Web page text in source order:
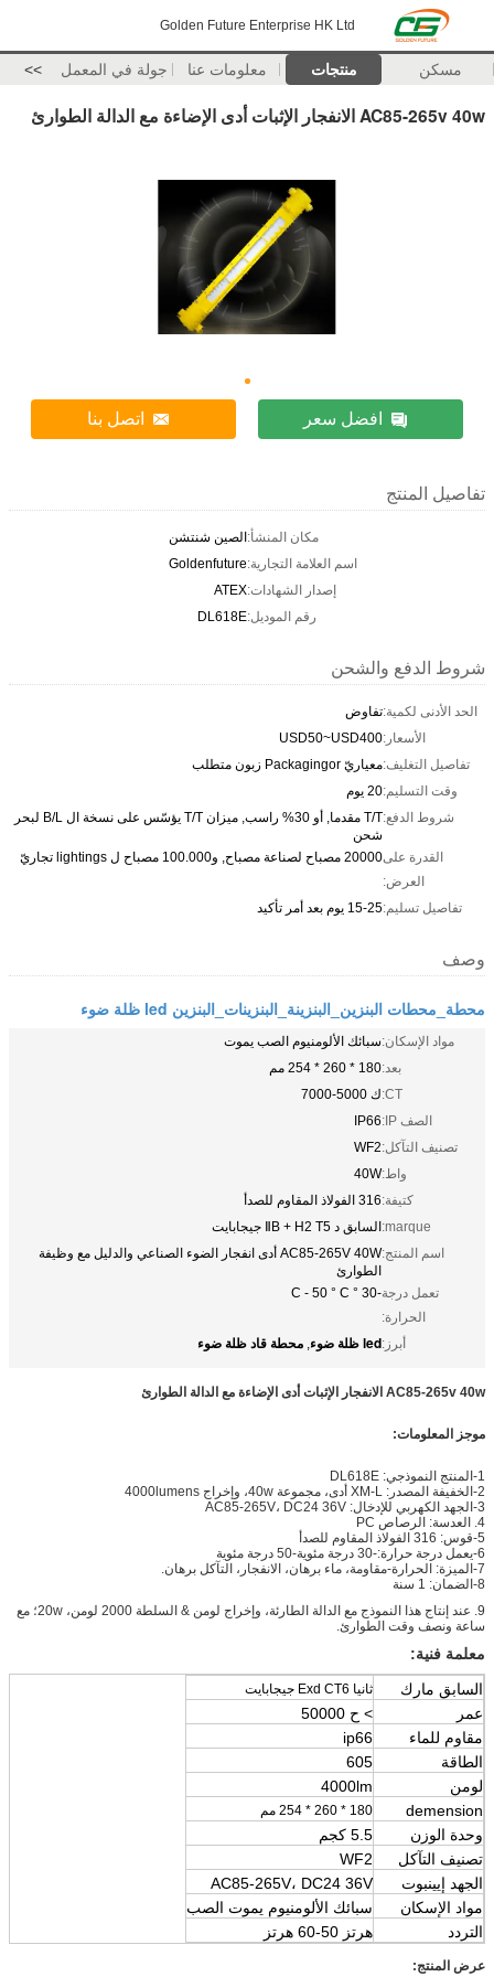
Golden Future Enterprise HK Ltd
مسكن منتجات معلومات عنا جولة في المعمل >>
AC85-265v 40w الانفجار الإثبات أدى الإضاءة مع الدالة الطوارئ
افضل سعر اتصل بنا
تفاصيل المنتج
مكان المنشأ:الصين شنتشن
اسم العلامة التجارية:Goldenfuture
إصدار الشهادات:ATEX
رقم الموديل:DL618E
شروط الدفع والشحن
الحد الأدنى لكمية:تفاوض
الأسعار:USD50~USD400
تفاصيل التغليف:معياريّ Packagingor زبون متطلب
وقت التسليم:20 يوم
شروط الدفع:
T/T مقدما, أو 30% راسب, ميزان T/T يؤسّس على نسخة ال B/L لبحر
شحن
القدرة على
العرض:
20000 مصباح لصناعة مصباح, و100.000 مصباح ل lightings تجاريّ
تفاصيل تسليم:15-25 يوم بعد أمر تأكيد
وصف
محطة_محطات البنزين_البنزينة_البنزينات_البنزين led ظلة ضوء
مواد الإسكان:سبائك الألومنيوم الصب يموت
بعد:180 * 260 * 254 مم
CT: ك 5000-7000
الصف IP:
IP66
تصنيف التآكل:WF2
واط:40W
كتيفة:316 الفولاذ المقاوم للصدأ
marque: السابق د ⅡB + H2 T5 جيجابايت
اسم المنتج:
AC85-265V 40W أدى انفجار الضوء الصناعي والدليل مع وظيفة
الطوارئ
تعمل درجة
الحرارة:
-30 ° C - 50 ° C
أبرز:led ظلة ضوء , محطة قاد ظلة ضوء
AC85-265v 40w الانفجار الإثبات أدى الإضاءة مع الدالة الطوارئ
موجز المعلومات:
1-المنتج النموذجي: DL618E
2-الخفيفة المصدر: XM-L أدى، مجموعة 40w، وإخراج 4000lumens
3-الجهد الكهربي للإدخال: AC85-265V، DC24 36V
4. العدسة: الرصاص PC
5-قوس: 316 الفولاذ المقاوم للصدأ
6-يعمل درجة حرارة:-30 درجة مئوية-50 درجة مئوية
7-الميزة: الحرارة-مقاومة، ماء برهان، الانفجار، التآكل برهان.
8-الضمان: 1 سنة
9. عند إنتاج هذا النموذج مع الدالة الطارئة، وإخراج لومن & السلطة 2000 لومن، 20w؛ مع
ساعة ونصف وقت الطوارئ.
معلمة فنية:
السابق مارك
ثانيا Exd CT6 جيجابايت
عمر
> ح 50000
مقاوم للماء
ip66
الطاقة
605
لومن
4000lm
demension
180 * 260 * 254 مم
وحدة الوزن
5.5 كجم
تصنيف التآكل
WF2
الجهد إيينبوت
AC85-265V، DC24 36V
مواد الإسكان
سبائك الألومنيوم يموت الصب
التردد
هرتز 50-60 هرتز
عرض المنتج: